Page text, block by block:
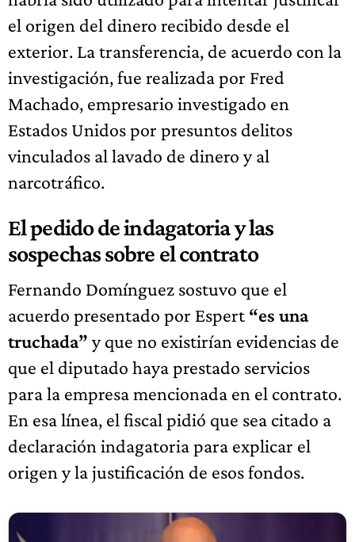
el origen del dinero recibido desde el
exterior. La transferencia, de acuerdo con la
investigación, fue realizada por Fred
Machado, empresario investigado en
Estados Unidos por presuntos delitos
vinculados al lavado de dinero y al
narcotráfico.
El pedido de indagatoria y las
sospechas sobre el contrato
Fernando Domínguez sostuvo que el
acuerdo presentado por Espert “es una
truchada” y que no existirían evidencias de
que el diputado haya prestado servicios
para la empresa mencionada en el contrato.
En esa línea, el fiscal pidió que sea citado a
declaración indagatoria para explicar el
origen y la justificación de esos fondos.